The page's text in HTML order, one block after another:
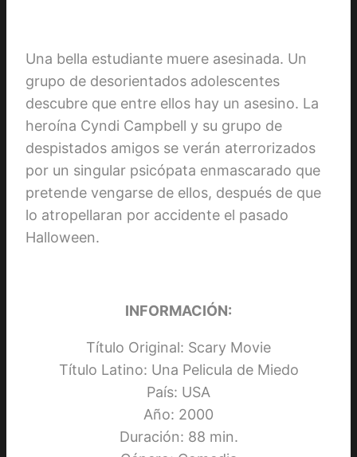
Una bella estudiante muere asesinada. Un
grupo de desorientados adolescentes
descubre que entre ellos hay un asesino. La
heroína Cyndi Campbell y su grupo de
despistados amigos se verán aterrorizados
por un singular psicópata enmascarado que
pretende vengarse de ellos, después de que
lo atropellaran por accidente el pasado
Halloween.
INFORMACIÓN:
Título Original: Scary Movie
Título Latino: Una Pelicula de Miedo
País: USA
Año: 2000
Duración: 88 min.